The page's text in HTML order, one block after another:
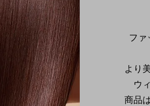
フ
より
ウ
商品